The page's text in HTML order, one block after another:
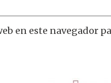
en este navegador